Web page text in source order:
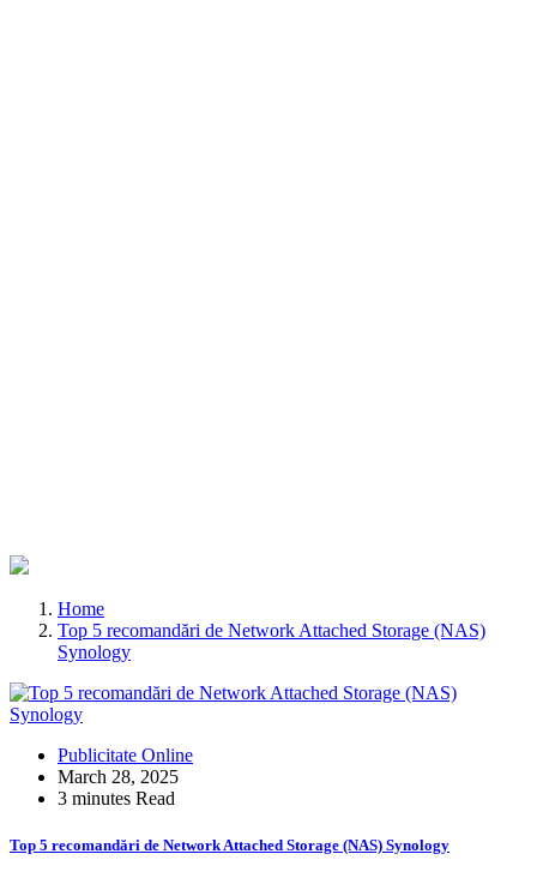
Home
Top 5 recomandări de Network Attached Storage (NAS)
Synology
Publicitate Online
March 28, 2025
3 minutes Read
Top 5 recomandări de Network Attached Storage (NAS) Synology